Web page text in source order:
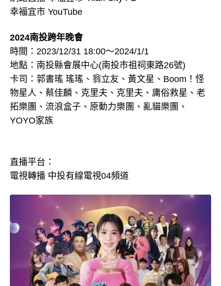
幸福宜市 YouTube
2024南投跨年晚會
時間：2023/12/31 18:00～2024/1/1
地點：南投縣會展中心(南投市祖祠東路26號)
卡司：郭書瑤 瑤瑤、翁立友、黃文星、Boom！怪
物星人、蔡佳麟、克里夫、克里夫、庸俗救星、老
拓樂團、流浪盒子、原動力樂團、亂貓樂團、
YOYO家族
直播平台：
電視轉播 中投有線電視04頻道